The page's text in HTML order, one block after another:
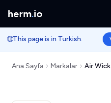
herm.io
🌐This page is in Turkish.
Ana Sayfa Markalar Air Wick